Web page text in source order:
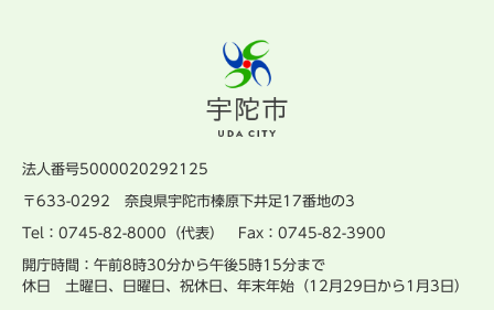
法人番号5000020292125
〒633-0292 奈良県宇陀市榛原下井足17番地の3
Tel：0745-82-8000（代表） Fax：0745-82-3900
開庁時間：午前8時30分から午後5時15分まで
休日 土曜日、日曜日、祝休日、年末年始（12月29日から1月3日）